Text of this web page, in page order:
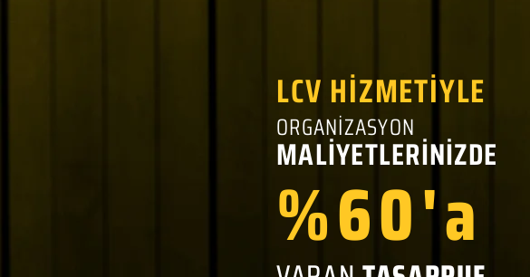
LCV HİZMETİYLE
ORGANİZASYON
MALİYETLERİNİZDE
%60'a